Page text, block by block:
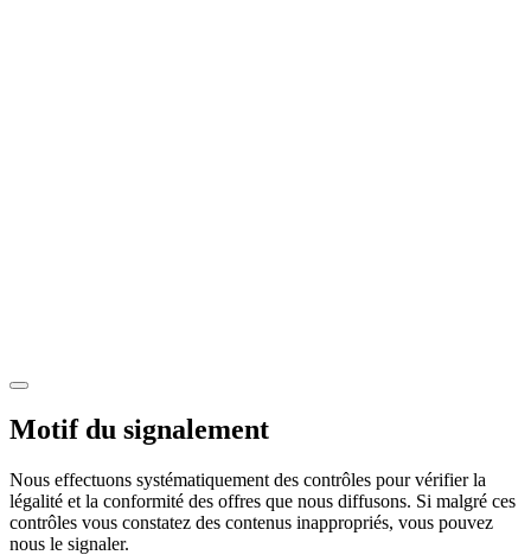
Motif du signalement
Nous effectuons systématiquement des contrôles pour vérifier la
légalité et la conformité des offres que nous diffusons. Si malgré ces
contrôles vous constatez des contenus inappropriés, vous pouvez
nous le signaler.